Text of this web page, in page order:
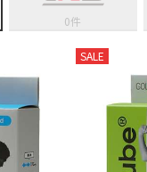
0件
SALE